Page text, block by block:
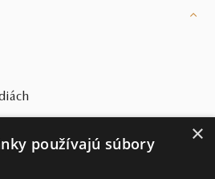
×
používajú súbory